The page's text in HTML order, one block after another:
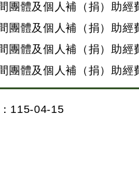
團體及個人補（捐）助
團體及個人補（捐）助
團體及個人補（捐）助
團體及個人補（捐）助
115-04-15